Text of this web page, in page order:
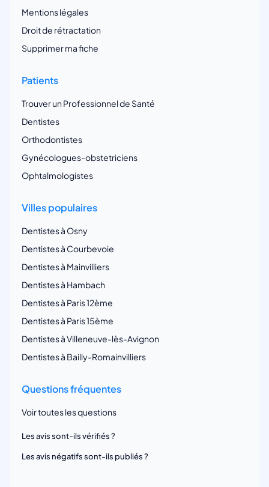
Mentions légales
Droit de rétractation
Supprimer ma fiche
Patients
Trouver un Professionnel de Santé
Dentistes
Orthodontistes
Gynécologues-obstetriciens
Ophtalmologistes
Villes populaires
Dentistes à Osny
Dentistes à Courbevoie
Dentistes à Mainvilliers
Dentistes à Hambach
Dentistes à Paris 12ème
Dentistes à Paris 15ème
Dentistes à Villeneuve-lès-Avignon
Dentistes à Bailly-Romainvilliers
Questions fréquentes
Voir toutes les questions
Les avis sont-ils vérifiés ?
Les avis négatifs sont-ils publiés ?